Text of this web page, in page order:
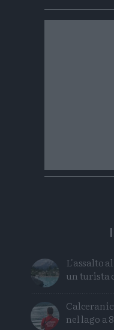
L'assalto
un turista
nel lago a